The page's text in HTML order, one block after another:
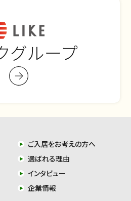
グループ
ご入居をお考えの方へ
選ばれる理由
インタビュー
企業情報